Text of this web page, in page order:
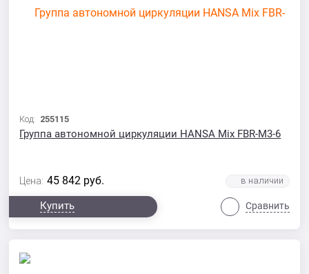
Код: 255115
Группа автономной циркуляции HANSA Mix FBR-M3-6
Цена: 45 842 руб.
Купить Сравнить